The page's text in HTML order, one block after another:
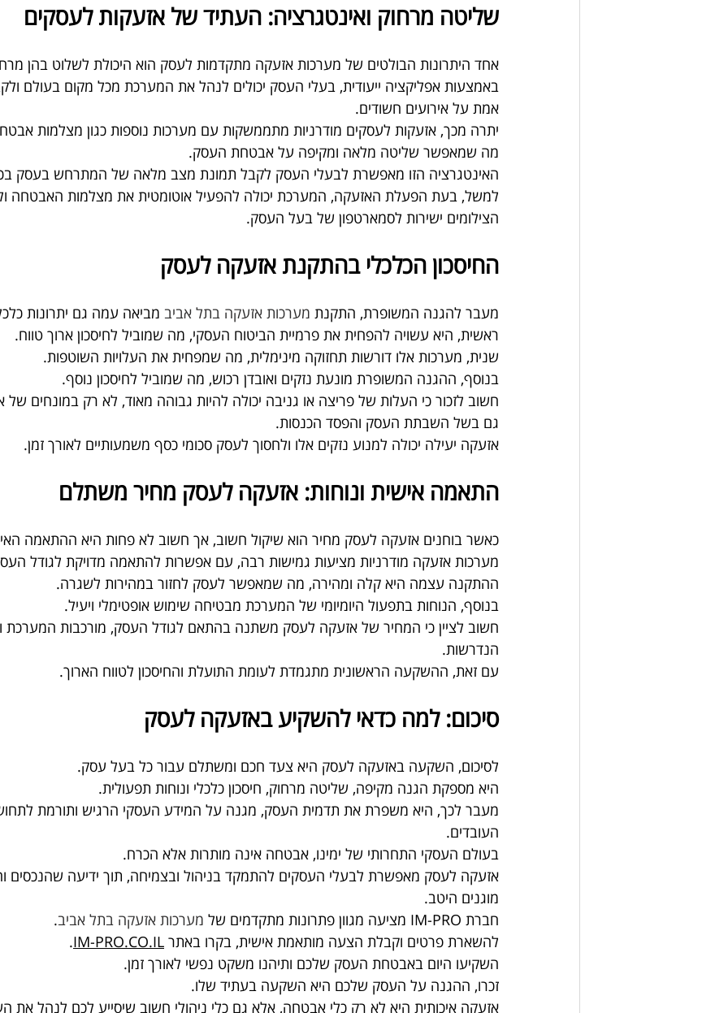
שליטה מרחוק ואינטגרציה: העתיד של אזעקות לעסקים
אחד היתרונות הבולטים של מערכות אזעקה מתקדמות לעסק הוא היכולת לשלוט בהן
באמצעות אפליקציה ייעודית, בעלי העסק יכולים לנהל את המערכת מכל מקום בעולם
אמת על אירועים חשודים.
יתרה מכך, אזעקות לעסקים מודרניות מתממשקות עם מערכות נוספות כגון מצלמות
מה שמאפשר שליטה מלאה ומקיפה על אבטחת העסק.
האינטגרציה הזו מאפשרת לבעלי העסק לקבל תמונת מצב מלאה של המתרחש בעסק
למשל, בעת הפעלת האזעקה, המערכת יכולה להפעיל אוטומטית את מצלמות האבטחה
הצילומים ישירות לסמארטפון של בעל העסק.
החיסכון הכלכלי בהתקנת אזעקה לעסק
מעבר להגנה המשופרת, התקנת מערכות אזעקה בתל אביב מביאה עמה גם יתרונות
ראשית, היא עשויה להפחית את פרמיית הביטוח העסקי, מה שמוביל לחיסכון ארוך טווח.
שנית, מערכות אלו דורשות תחזוקה מינימלית, מה שמפחית את העלויות השוטפות.
בנוסף, ההגנה המשופרת מונעת נזקים ואובדן רכוש, מה שמוביל לחיסכון נוסף.
חשוב לזכור כי העלות של פריצה או גניבה יכולה להיות גבוהה מאוד, לא רק במונחים של
גם בשל השבתת העסק והפסד הכנסות.
אזעקה יעילה יכולה למנוע נזקים אלו ולחסוך לעסק סכומי כסף משמעותיים לאורך זמן.
התאמה אישית ונוחות: אזעקה לעסק מחיר משתלם
כאשר בוחנים אזעקה לעסק מחיר הוא שיקול חשוב, אך חשוב לא פחות היא ההתאמה
מערכות אזעקה מודרניות מציעות גמישות רבה, עם אפשרות להתאמה מדויקת לגודל
ההתקנה עצמה היא קלה ומהירה, מה שמאפשר לעסק לחזור במהירות לשגרה.
בנוסף, הנוחות בתפעול היומיומי של המערכת מבטיחה שימוש אופטימלי ויעיל.
חשוב לציין כי המחיר של אזעקה לעסק משתנה בהתאם לגודל העסק, מורכבות המערכת
הנדרשות.
עם זאת, ההשקעה הראשונית מתגמדת לעומת התועלת והחיסכון לטווח הארוך.
סיכום: למה כדאי להשקיע באזעקה לעסק
לסיכום, השקעה באזעקה לעסק היא צעד חכם ומשתלם עבור כל בעל עסק.
היא מספקת הגנה מקיפה, שליטה מרחוק, חיסכון כלכלי ונוחות תפעולית.
מעבר לכך, היא משפרת את תדמית העסק, מגנה על המידע העסקי הרגיש ותורמת
העובדים.
בעולם העסקי התחרותי של ימינו, אבטחה אינה מותרות אלא הכרח.
אזעקה לעסק מאפשרת לבעלי העסקים להתמקד בניהול ובצמיחה, תוך ידיעה
מוגנים היטב.
חברת IM-PRO מציעה מגוון פתרונות מתקדמים של
מערכות אזעקה בתל אביב.
להשארת פרטים וקבלת הצעה מותאמת אישית, בקרו באתר IM-PRO.CO.IL
.
השקיעו היום באבטחת העסק שלכם ותיהנו משקט נפשי לאורך זמן.
זכרו, ההגנה על העסק שלכם היא השקעה בעתיד שלו.
אזעקה איכותית היא לא רק כלי אבטחה, אלא גם כלי ניהולי חשוב שיסייע לכם לנהל את